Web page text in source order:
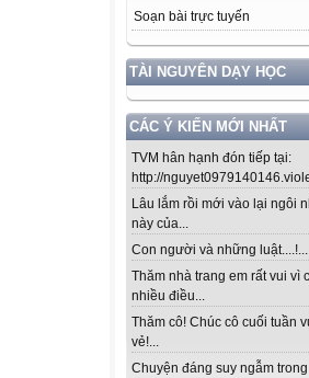
Soạn bài trực tuyến
TÀI NGUYÊN DẠY HỌC
CÁC Ý KIẾN MỚI NHẤT
TVM hân hạnh đón tiếp tại:
http://
Lâu lắm rồi mới vào lại ngôi
này của...
Con người và những luật....!...
Thăm nhà trang em rất vui vì
nhiều điều...
Thăm cô! Chúc cô cuối tuần
vẻ!...
Chuyện đáng suy ngẫm trong